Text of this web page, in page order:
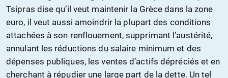
Tsipras dise qu’il veut maintenir la Grèce dans la zone
euro, il veut aussi amoindrir la plupart des conditions
attachées à son renflouement, supprimant l’austérité,
annulant les réductions du salaire minimum et des
dépenses publiques, les ventes d’actifs dépréciés et en
cherchant à répudier une large part de la dette. Un tel